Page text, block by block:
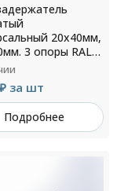
20х40мм,
3 опоры RAL
за шт
Подробнее